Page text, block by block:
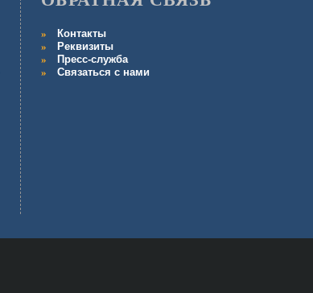
Контакты
Реквизиты
Пресс-служба
Связаться с нами